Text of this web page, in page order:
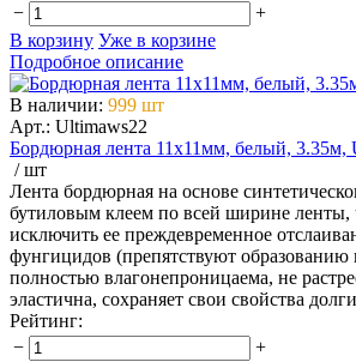
−
+
В корзину Уже в корзине
Подробное описание
В наличии: 999 шт
Арт.: Ultimaws22
Бордюрная лента 11х11мм, белый,
/ шт
Лента бордюрная на основе
бутиловым клеем по всей ширине ленты,
исключить ее преждевременное
фунгицидов (препятствуют образованию
полностью влагонепроницаема, не
эластична, сохраняет свои свойства
Рейтинг:
−
+